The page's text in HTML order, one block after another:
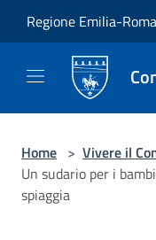
Regione Emilia-
Home > Vivere il
Un sudario per i
spiaggia